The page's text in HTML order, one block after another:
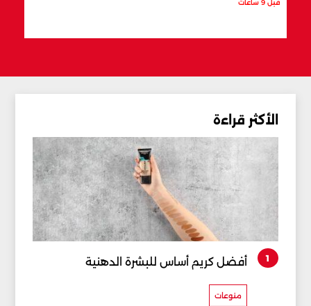
قبل 9 ساعات
الأكثر قراءة
1 أفضل كريم أساس للبشرة الدهنية
منوعات